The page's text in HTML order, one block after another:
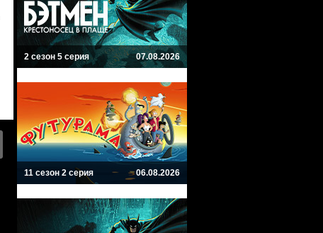
2 сезон 5 серия 07.08.2026
11 сезон 2 серия 06.08.2026